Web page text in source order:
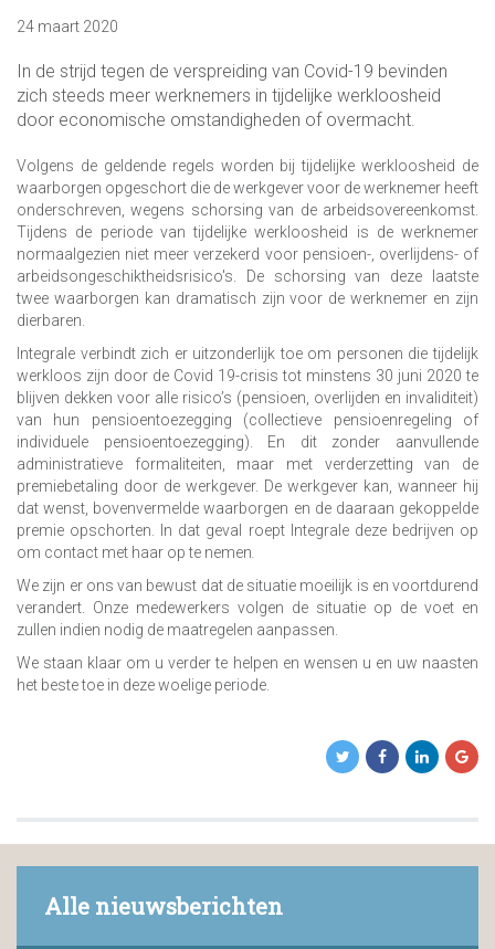
24 maart 2020
In de strijd tegen de verspreiding van Covid-19 bevinden
zich steeds meer werknemers in tijdelijke werkloosheid
door economische omstandigheden of overmacht.
Volgens de geldende regels worden bij tijdelijke werkloosheid de
waarborgen opgeschort die de werkgever voor de werknemer heeft
onderschreven, wegens schorsing van de arbeidsovereenkomst.
Tijdens de periode van tijdelijke werkloosheid is de werknemer
normaalgezien niet meer verzekerd voor pensioen-, overlijdens- of
arbeidsongeschiktheidsrisico's. De schorsing van deze laatste
twee waarborgen kan dramatisch zijn voor de werknemer en zijn
dierbaren.
Integrale verbindt zich er uitzonderlijk toe om personen die tijdelijk
werkloos zijn door de Covid 19-crisis tot minstens 30 juni 2020 te
blijven dekken voor alle risico’s (pensioen, overlijden en invaliditeit)
van hun pensioentoezegging (collectieve pensioenregeling of
individuele pensioentoezegging). En dit zonder aanvullende
administratieve formaliteiten, maar met verderzetting van de
premiebetaling door de werkgever. De werkgever kan, wanneer hij
dat wenst, bovenvermelde waarborgen en de daaraan gekoppelde
premie opschorten. In dat geval roept Integrale deze bedrijven op
om contact met haar op te nemen.
We zijn er ons van bewust dat de situatie moeilijk is en voortdurend
verandert. Onze medewerkers volgen de situatie op de voet en
zullen indien nodig de maatregelen aanpassen.
We staan klaar om u verder te helpen en wensen u en uw naasten
het beste toe in deze woelige periode.
Alle nieuwsberichten